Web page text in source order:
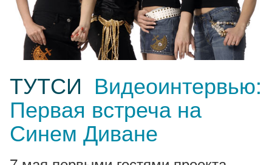
ТУТСИ Видеоинтервью:
Первая встреча на
Синем Диване